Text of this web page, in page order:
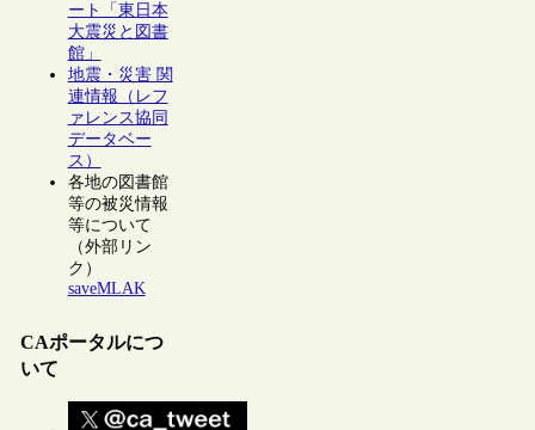
ート「東日本
大震災と図書
館」
地震・災害 関
連情報（レフ
ァレンス協同
データベー
ス）
各地の図書館
等の被災情報
等について
（外部リン
ク）
saveMLAK
CAポータルにつ
いて